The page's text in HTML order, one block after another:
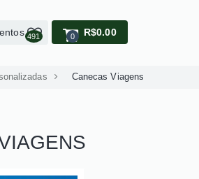
491 0 R$0.00
Canecas Viagens